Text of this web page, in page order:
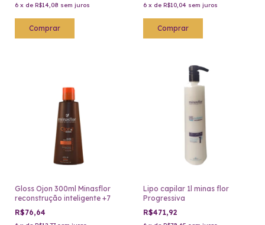
6 x de R$14,08 sem juros 6 x de R$10,04 sem juros
Gloss Ojon 300ml Minasflor
reconstrução inteligente +7
R$76,64
Lipo capilar 1l minas flor
Progressiva
R$471,92